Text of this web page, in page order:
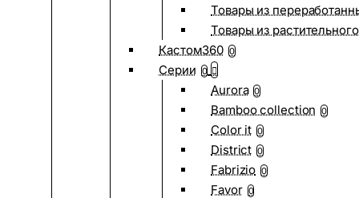
Товары из
Товары из
Кастом360 0
Серии 0
Aurora 0
Bamboo collection 0
Color it 0
District 0
Fabrizio 0
Favor 0